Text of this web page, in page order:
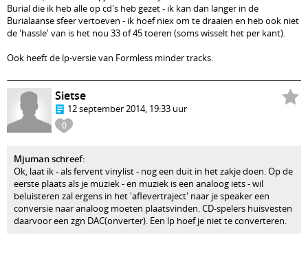
Burial die ik heb alle op cd's heb gezet - ik kan dan langer in de
Burialaanse sfeer vertoeven - ik hoef niex om te draaien en heb ook niet
de 'hassle' van is het nou 33 of 45 toeren (soms wisselt het per kant).
Ook heeft de lp-versie van Formless minder tracks.
0
Sietse
12 september 2014, 19:33 uur
Mjuman schreef:
Ok, laat ik - als fervent vinylist - nog een duit in het zakje doen. Op de
eerste plaats als je muziek - en muziek is een analoog iets - wil
beluisteren zal ergens in het 'aflevertraject' naar je speaker een
conversie naar analoog moeten plaatsvinden. CD-spelers huisvesten
daarvoor een zgn DAC(onverter). Een lp hoef je niet te converteren.